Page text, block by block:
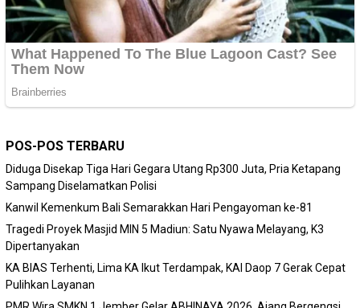
POS-POS TERBARU
Diduga Disekap Tiga Hari Gegara Utang Rp300 Juta, Pria Ketapang
Sampang Diselamatkan Polisi
Kanwil Kemenkum Bali Semarakkan Hari Pengayoman ke-81
Tragedi Proyek Masjid MIN 5 Madiun: Satu Nyawa Melayang, K3
Dipertanyakan
KA BIAS Terhenti, Lima KA Ikut Terdampak, KAI Daop 7 Gerak Cepat
Pulihkan Layanan